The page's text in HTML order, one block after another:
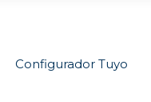
Configurador Tuyo